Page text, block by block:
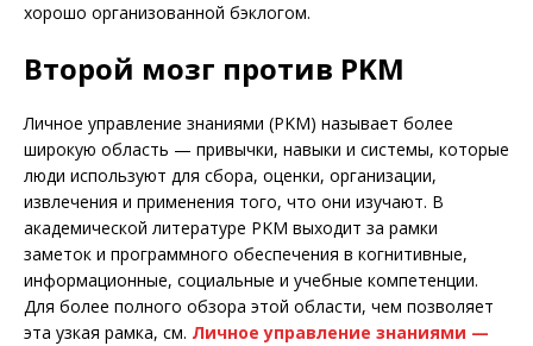
хорошо организованной бэклогом.
Второй мозг против PKM
Личное управление знаниями (PKM) называет более
широкую область — привычки, навыки и системы, которые
люди используют для сбора, оценки, организации,
извлечения и применения того, что они изучают. В
академической литературе PKM выходит за рамки
заметок и программного обеспечения в когнитивные,
информационные, социальные и учебные компетенции.
Для более полного обзора этой области, чем позволяет
эта узкая рамка, см. Личное управление знаниями —